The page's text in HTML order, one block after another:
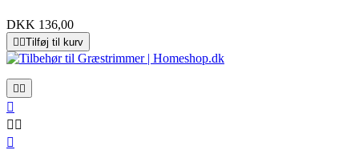
DKK 136,00
 Tilføj til kurv
 

 
